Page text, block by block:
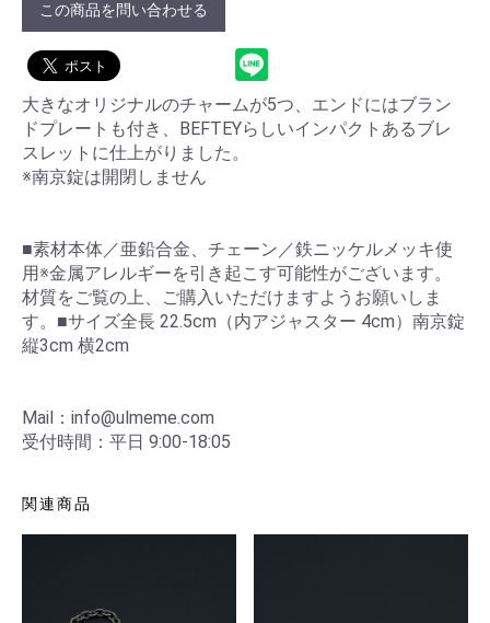
この商品を問い合わせる
大きなオリジナルのチャームが5つ、エンドにはブラン
ドプレートも付き、BEFTEYらしいインパクトあるブレ
スレットに仕上がりました。
※南京錠は開閉しません
■素材本体／亜鉛合金、チェーン／鉄ニッケルメッキ使
用※金属アレルギーを引き起こす可能性がございます。
材質をご覧の上、ご購入いただけますようお願いしま
す。■サイズ全長 22.5cm（内アジャスター 4cm）南京錠
縦3cm 横2cm
Mail：info@ulmeme.com
受付時間：平日 9:00-18:05
関連商品